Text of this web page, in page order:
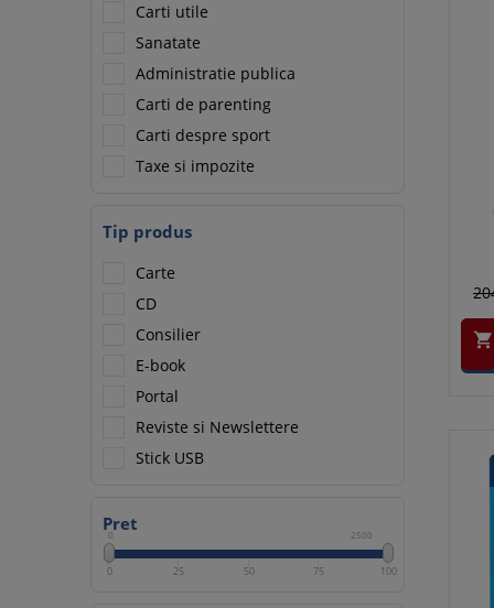
Carti utile
Sanatate
Administratie publica
Carti de parenting
Carti despre sport
Taxe si impozite
Tip produs
Carte
CD
Consilier
E-book
Portal
Reviste si Newslettere
Stick USB
Pret
0 2500
0 25 50 75 100
